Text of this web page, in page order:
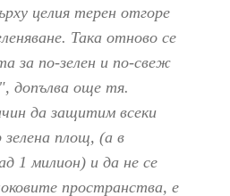
целия терен отгоре
Така отново се
за по-зелен и по-свеж
допълва още тя.
да защитим всеки
площ, (а в
1 милион) и да не се
пространства, е